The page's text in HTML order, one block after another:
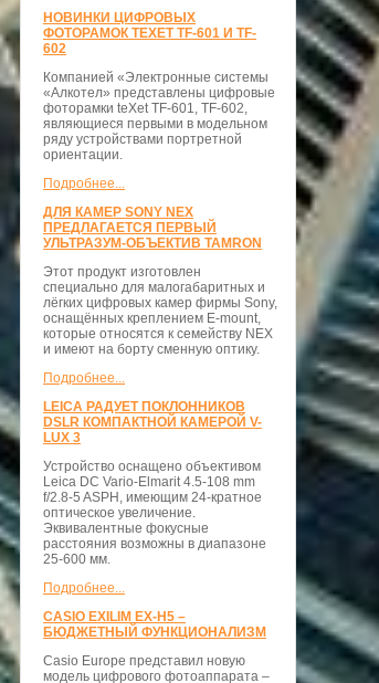
НОВИНКИ ЦИФРОВЫХ
ФОТОРАМОК TEXET TF-601 И TF-
602
Компанией «Электронные системы
«Алкотел» представлены цифровые
фоторамки teXet TF-601, TF-602,
являющиеся первыми в модельном
ряду устройствами портретной
ориентации.
Подробнее...
ДЛЯ КАМЕР SONY NEX
ПРЕДЛАГАЕТСЯ ПЕРВЫЙ
УЛЬТРАЗУМ-ОБЪЕКТИВ TAMRON
Этот продукт изготовлен
специально для малогабаритных и
лёгких цифровых камер фирмы Sony,
оснащённых креплением E-mount,
которые относятся к семейству NEX
и имеют на борту сменную оптику.
Подробнее...
LEICA РАДУЕТ ПОКЛОННИКОВ
DSLR КОМПАКТНОЙ КАМЕРОЙ V-
LUX 3
Устройство оснащено объективом
Leica DC Vario-Elmarit 4.5-108 mm
f/2.8-5 ASPH, имеющим 24-кратное
оптическое увеличение.
Эквивалентные фокусные
расстояния возможны в диапазоне
25-600 мм.
Подробнее...
CASIO EXILIM EX-H5 –
БЮДЖЕТНЫЙ ФУНКЦИОНАЛИЗМ
Casio Europe представил новую
модель цифрового фотоаппарата –